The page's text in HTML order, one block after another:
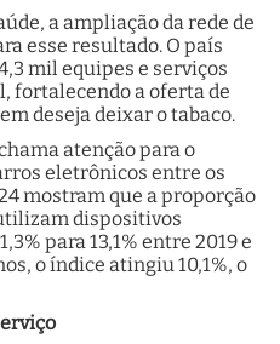
a ampliação da rede de
esse resultado. O país
mil equipes e serviços
fortalecendo a oferta de
deseja deixar o tabaco.
atenção para o
eletrônicos entre os
mostram que a proporção
dispositivos
para 13,1% entre 2019 e
o índice atingiu 10,1%, o